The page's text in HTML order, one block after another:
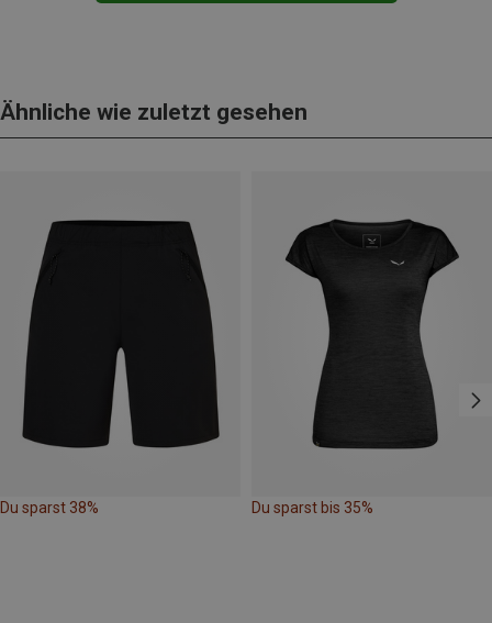
Ähnliche wie zuletzt gesehen
Du sparst 38% Du sparst bis 35%